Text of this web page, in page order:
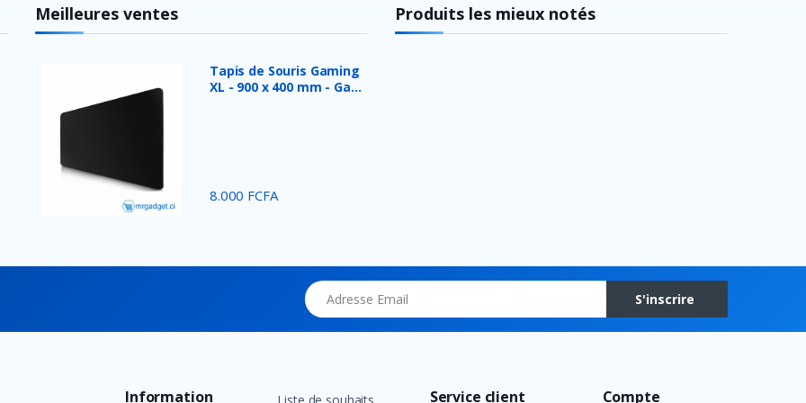
Meilleures ventes
Tapis de Souris Gaming
XL - 900 x 400 mm - Ga...
8.000 FCFA
Produits les mieux notés
Adresse Email
S'inscrire
Information Service client Compte